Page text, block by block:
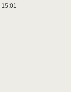
15:01